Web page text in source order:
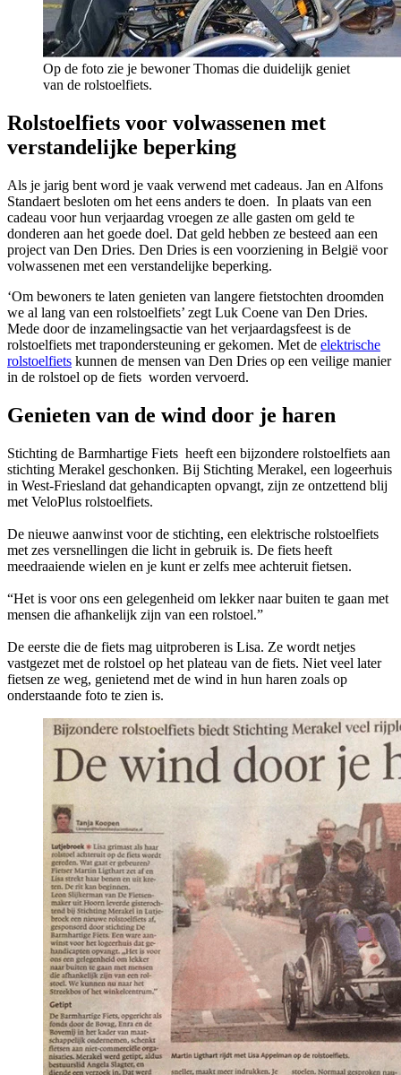
Op de foto zie je bewoner Thomas die duidelijk geniet
van de rolstoelfiets.
Rolstoelfiets voor volwassenen met
verstandelijke beperking
Als je jarig bent word je vaak verwend met cadeaus. Jan en Alfons
Standaert besloten om het eens anders te doen. In plaats van een
cadeau voor hun verjaardag vroegen ze alle gasten om geld te
donderen aan het goede doel. Dat geld hebben ze besteed aan een
project van Den Dries. Den Dries is een voorziening in België voor
volwassenen met een verstandelijke beperking.
‘Om bewoners te laten genieten van langere fietstochten droomden
we al lang van een rolstoelfiets’ zegt Luk Coene van Den Dries.
Mede door de inzamelingsactie van het verjaardagsfeest is de
rolstoelfiets met trapondersteuning er gekomen. Met de elektrische
rolstoelfiets kunnen de mensen van Den Dries op een veilige manier
in de rolstoel op de fiets worden vervoerd.
Genieten van de wind door je haren
Stichting de Barmhartige Fiets heeft een bijzondere rolstoelfiets aan
stichting Merakel geschonken. Bij Stichting Merakel, een logeerhuis
in West-Friesland dat gehandicapten opvangt, zijn ze ontzettend blij
met VeloPlus rolstoelfiets.
De nieuwe aanwinst voor de stichting, een elektrische rolstoelfiets
met zes versnellingen die licht in gebruik is. De fiets heeft
meedraaiende wielen en je kunt er zelfs mee achteruit fietsen.
“Het is voor ons een gelegenheid om lekker naar buiten te gaan met
mensen die afhankelijk zijn van een rolstoel.”
De eerste die de fiets mag uitproberen is Lisa. Ze wordt netjes
vastgezet met de rolstoel op het plateau van de fiets. Niet veel later
fietsen ze weg, genietend met de wind in hun haren zoals op
onderstaande foto te zien is.